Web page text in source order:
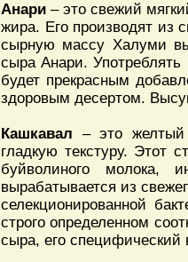
Анари – это свежий
жира. Его производят из
сырную массу Халуми
сыра Анари.
будет прекрасным
здоровым десертом.
Кашкавал – это
гладкую текстуру. Этот
буйволиного молока,
вырабатывается из
селекционированной
строго определенном
сыра, его специфический